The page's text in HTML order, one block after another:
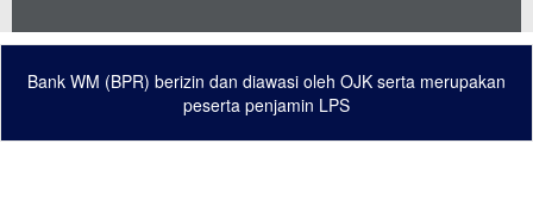
Bank WM (BPR) berizin dan diawasi oleh OJK serta merupakan
peserta penjamin LPS